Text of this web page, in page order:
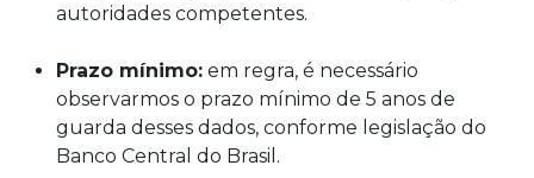
autoridades competentes.
Prazo mínimo: em regra, é necessário
observarmos o prazo mínimo de 5 anos de
guarda desses dados, conforme legislação do
Banco Central do Brasil.